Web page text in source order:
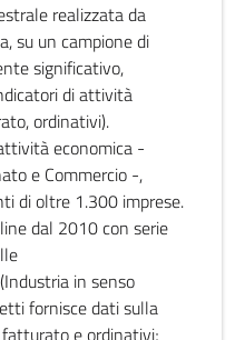
realizzata da
su un campione di
significativo,
di attività
ordinativi).
economica -
e Commercio -,
di oltre 1.300 imprese.
dal 2010 con serie
in senso
fornisce dati sulla
e ordinativi;